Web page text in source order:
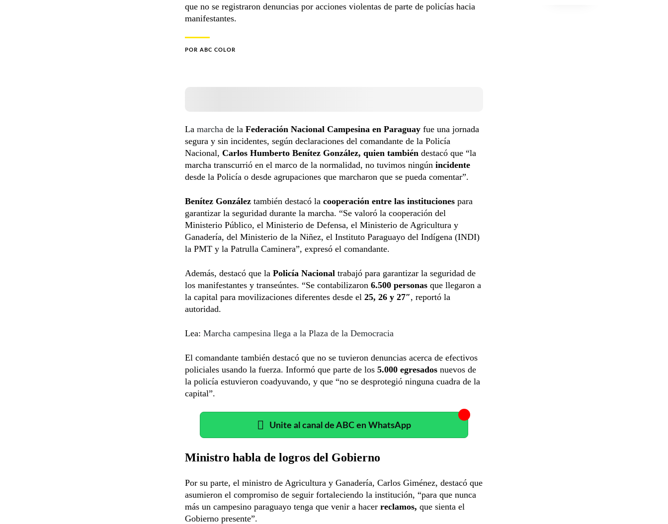
que no se registraron denuncias por acciones violentas de parte de policías hacia
manifestantes.
POR ABC COLOR
La marcha de la Federación Nacional Campesina en Paraguay fue una jornada
segura y sin incidentes, según declaraciones del comandante de la Policía
Nacional, Carlos Humberto Benítez González, quien también destacó que “la
marcha transcurrió en el marco de la normalidad, no tuvimos ningún incidente
desde la Policía o desde agrupaciones que marcharon que se pueda comentar”.
Benítez González también destacó la cooperación entre las instituciones para
garantizar la seguridad durante la marcha. “Se valoró la cooperación del
Ministerio Público, el Ministerio de Defensa, el Ministerio de Agricultura y
Ganadería, del Ministerio de la Niñez, el Instituto Paraguayo del Indígena (INDI)
la PMT y la Patrulla Caminera”, expresó el comandante.
Además, destacó que la Policía Nacional trabajó para garantizar la seguridad de
los manifestantes y transeúntes. “Se contabilizaron 6.500 personas que llegaron a
la capital para movilizaciones diferentes desde el 25, 26 y 27″, reportó la
autoridad.
Lea: Marcha campesina llega a la Plaza de la Democracia
El comandante también destacó que no se tuvieron denuncias acerca de efectivos
policiales usando la fuerza. Informó que parte de los 5.000 egresados nuevos de
la policía estuvieron coadyuvando, y que “no se desprotegió ninguna cuadra de la
capital”.
Unite al canal de ABC en WhatsApp
Ministro habla de logros del Gobierno
Por su parte, el ministro de Agricultura y Ganadería, Carlos Giménez, destacó que
asumieron el compromiso de seguir fortaleciendo la institución, “para que nunca
más un campesino paraguayo tenga que venir a hacer reclamos, que sienta el
Gobierno presente”.